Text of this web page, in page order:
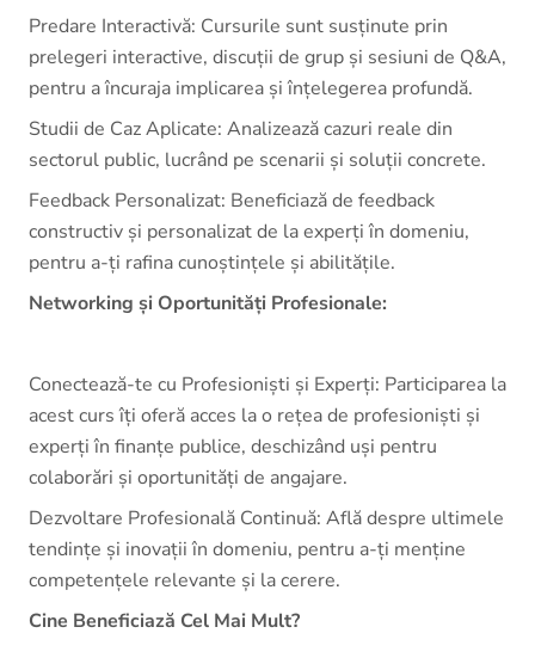
Predare Interactivă: Cursurile sunt susținute prin
prelegeri interactive, discuții de grup și sesiuni de Q&A,
pentru a încuraja implicarea și înțelegerea profundă.
Studii de Caz Aplicate: Analizează cazuri reale din
sectorul public, lucrând pe scenarii și soluții concrete.
Feedback Personalizat: Beneficiază de feedback
constructiv și personalizat de la experți în domeniu,
pentru a-ți rafina cunoștințele și abilitățile.
Networking și Oportunități Profesionale:
Conectează-te cu Profesioniști și Experți: Participarea la
acest curs îți oferă acces la o rețea de profesioniști și
experți în finanțe publice, deschizând uși pentru
colaborări și oportunități de angajare.
Dezvoltare Profesională Continuă: Află despre ultimele
tendințe și inovații în domeniu, pentru a-ți menține
competențele relevante și la cerere.
Cine Beneficiază Cel Mai Mult?